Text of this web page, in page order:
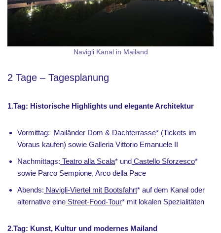
Navigli Kanal in Mailand
2 Tage – Tagesplanung
1.Tag: Historische Highlights und elegante Architektur
Vormittag: Mailänder Dom & Dachterrasse* (Tickets im
Voraus kaufen) sowie Galleria Vittorio Emanuele II
Nachmittags: Teatro alla Scala* und Castello Sforzesco*
sowie Parco Sempione, Arco della Pace
Abends: Navigli-Viertel mit Bootsfahrt* auf dem Kanal oder
alternative eine Street-Food-Tour* mit lokalen Spezialitäten
2.Tag: Kunst, Kultur und modernes Mailand